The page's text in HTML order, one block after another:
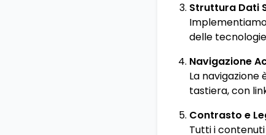
Struttura Dati
delle
Navigazione
La
tastiera, con
Contrasto e
Tutti i